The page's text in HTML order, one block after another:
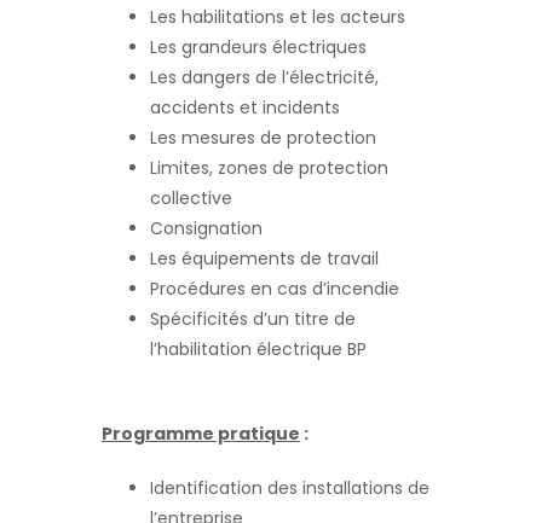
Les habilitations et les acteurs
Les grandeurs électriques
Les dangers de l’électricité,
accidents et incidents
Les mesures de protection
Limites, zones de protection
collective
Consignation
Les équipements de travail
Procédures en cas d’incendie
Spécificités d’un titre de
l’habilitation électrique BP
Programme pratique :
Identification des installations de
l’entreprise